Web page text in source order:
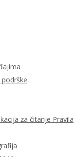
za čitanje Pravila